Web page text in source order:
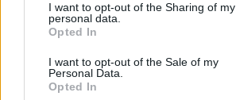
I want to opt-out of the Sharing of my
personal data.
Opted In
I want to opt-out of the Sale of my
Personal Data.
Opted In